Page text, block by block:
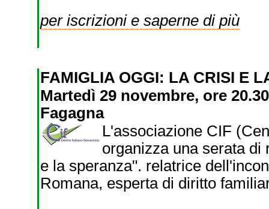
per iscrizioni e saperne di più
FAMIGLIA OGGI: LA CRISI E
Martedì 29 novembre, ore
Fagagna
L'associazione CIF
organizza una serata
e la speranza". relatrice
Romana, esperta di diritto